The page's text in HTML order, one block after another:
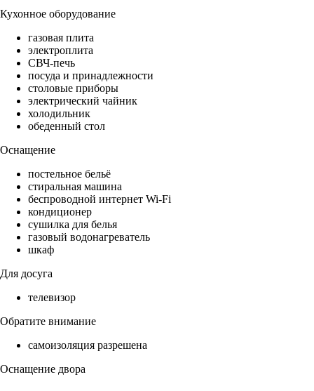
Кухонное оборудование
газовая плита
электроплита
СВЧ-печь
посуда и принадлежности
столовые приборы
электрический чайник
холодильник
обеденный стол
Оснащение
постельное бельё
стиральная машина
беспроводной интернет Wi-Fi
кондиционер
сушилка для белья
газовый водонагреватель
шкаф
Для досуга
телевизор
Обратите внимание
самоизоляция разрешена
Оснащение двора